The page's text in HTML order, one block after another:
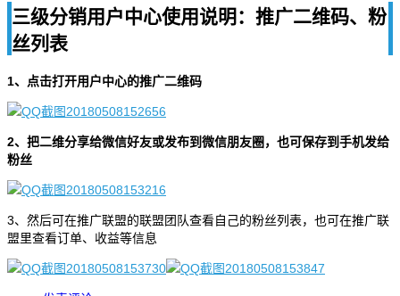
三级分销用户中心使用说明：推广二维码、粉
丝列表
1、点击打开用户中心的推广二维码
2、把二维分享给微信好友或发布到微信朋友圈，也可保存到手机发给
粉丝
3、然后可在推广联盟的联盟团队查看自己的粉丝列表，也可在推广联
盟里查看订单、收益等信息